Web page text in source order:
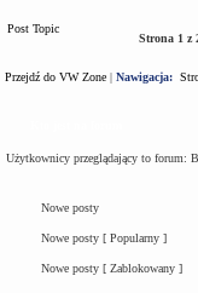
Post Topic
Strona 1 z
Przejdź do VW Zone | Nawigacja:
Użytkownicy przeglądający to forum:
Nowe posty
Nowe posty [ Popularny ]
Nowe posty [ Zablokowany ]